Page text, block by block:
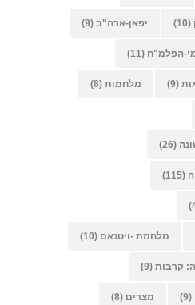
(10) יפאן-ארה"ב (9)
הפלמ"ח (11)
(9) מלחמות (8)
(26)
(115)
מלחמת -ויטנאם (10)
קרבות (9)
(9) מצרים (8)